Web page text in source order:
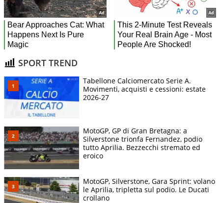
SPORT TREND
Tabellone Calciomercato Serie A.
Movimenti, acquisti e cessioni: estate
2026-27
MotoGP, GP di Gran Bretagna: a
Silverstone trionfa Fernandez, podio
tutto Aprilia. Bezzecchi stremato ed
eroico
MotoGP, Silverstone, Gara Sprint: volano
le Aprilia, tripletta sul podio. Le Ducati
crollano